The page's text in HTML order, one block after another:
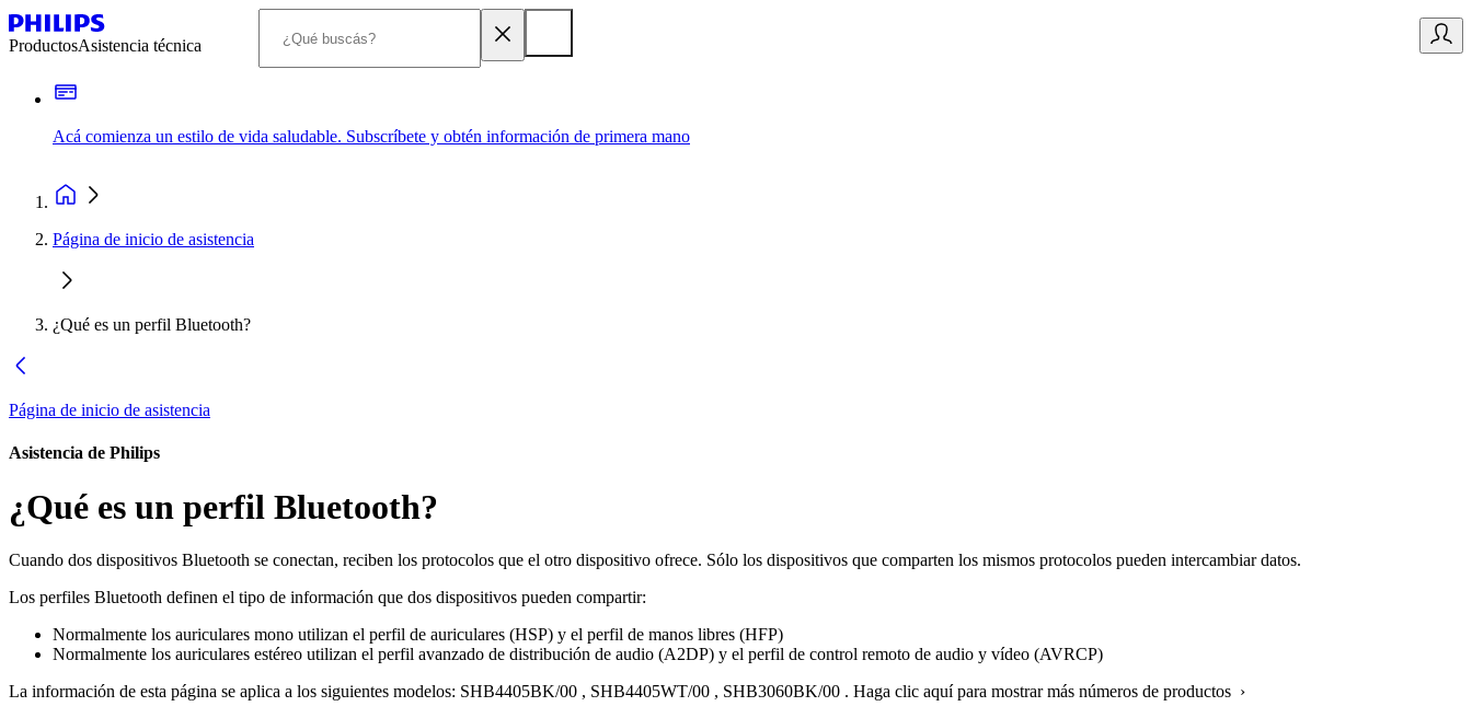
ProductosAsistencia técnica
Acá comienza un estilo de vida saludable. Subscríbete y obtén información de primera mano
Página de inicio de asistencia
¿Qué es un perfil Bluetooth?
Página de inicio de asistencia
Asistencia de Philips
¿Qué es un perfil Bluetooth?
Cuando dos dispositivos Bluetooth se conectan, reciben los protocolos que el otro dispositivo ofrece. Sólo los dispositivos que comparten los mismos protocolos pueden intercambiar datos.
Los perfiles Bluetooth definen el tipo de información que dos dispositivos pueden compartir:
Normalmente los auriculares mono utilizan el perfil de auriculares (HSP) y el perfil de manos libres (HFP)
Normalmente los auriculares estéreo utilizan el perfil avanzado de distribución de audio (A2DP) y el perfil de control remoto de audio y vídeo (AVRCP)
La información de esta página se aplica a los siguientes modelos: SHB4405BK/00 , SHB4405WT/00 , SHB3060BK/00 . Haga clic aquí para mostrar más números de productos ›